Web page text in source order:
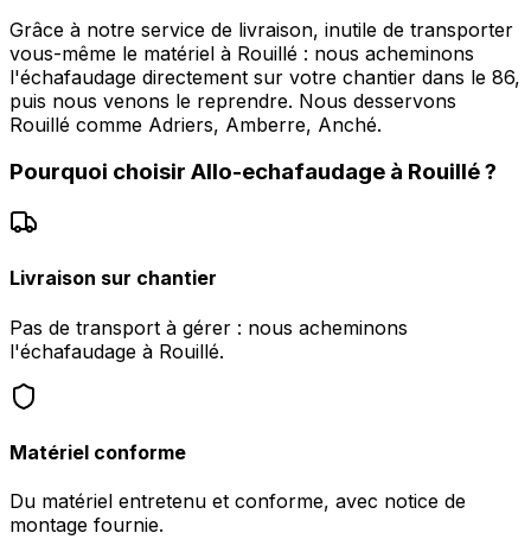
Grâce à notre service de livraison, inutile de transporter
vous-même le matériel à Rouillé : nous acheminons
l'échafaudage directement sur votre chantier dans le 86,
puis nous venons le reprendre. Nous desservons
Rouillé comme Adriers, Amberre, Anché.
Pourquoi choisir Allo-echafaudage à Rouillé?
Livraison sur chantier
Pas de transport à gérer : nous acheminons
l'échafaudage à Rouillé.
Matériel conforme
Du matériel entretenu et conforme, avec notice de
montage fournie.